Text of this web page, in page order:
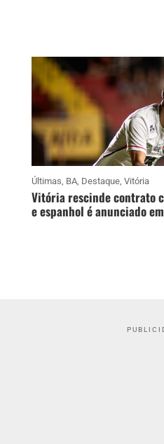
Últimas, BA, Destaque, Vitória
Vitória rescinde contrato
e espanhol é anunciado